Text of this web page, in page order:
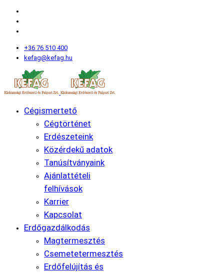
+36 76 510 400
kefag@kefag.hu
Cégismertető
Cégtörténet
Erdészeteink
Közérdekű adatok
Tanúsítványaink
Ajánlattételi
felhívások
Karrier
Kapcsolat
Erdőgazdálkodás
Magtermesztés
Csemetetermesztés
Erdőfelújítás és